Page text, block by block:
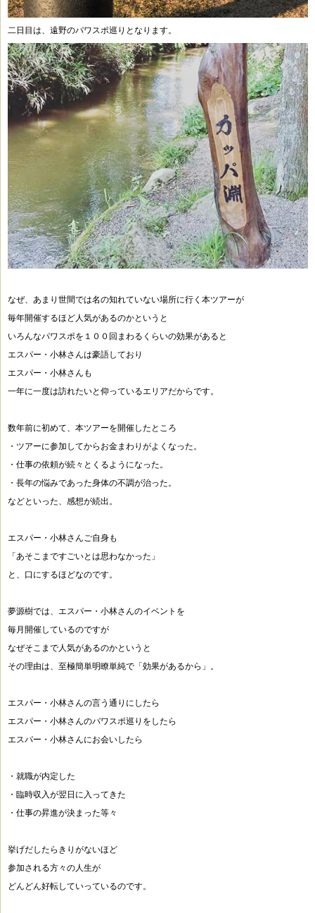
二日目は、遠野のパワスポ巡りとなります。
なぜ、あまり世間では名の知れていない場所に行く本ツアーが
毎年開催するほど人気があるのかというと
いろんなパワスポを１００回まわるくらいの効果があると
エスパー・小林さんは豪語しており
エスパー・小林さんも
一年に一度は訪れたいと仰っているエリアだからです。
数年前に初めて、本ツアーを開催したところ
・ツアーに参加してからお金まわりがよくなった。
・仕事の依頼が続々とくるようになった。
・長年の悩みであった身体の不調が治った。
などといった、感想が続出。
エスパー・小林さんご自身も
「あそこまですごいとは思わなかった」
と、口にするほどなのです。
夢源樹では、エスパー・小林さんのイベントを
毎月開催しているのですが
なぜそこまで人気があるのかというと
その理由は、至極簡単明瞭単純で「効果があるから」。
エスパー・小林さんの言う通りにしたら
エスパー・小林さんのパワスポ巡りをしたら
エスパー・小林さんにお会いしたら
・就職が内定した
・臨時収入が翌日に入ってきた
・仕事の昇進が決まった等々
挙げだしたらきりがないほど
参加される方々の人生が
どんどん好転していっているのです。